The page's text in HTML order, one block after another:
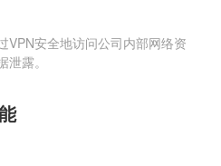
VPN安全地访问公司内部网络资
露。